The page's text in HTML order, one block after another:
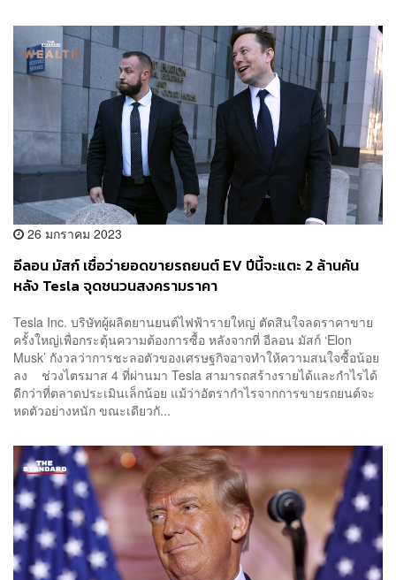
26 มกราคม 2023
อีลอน มัสก์ เชื่อว่ายอดขายรถยนต์ EV ปีนี้จะแตะ 2 ล้านคัน
หลัง Tesla จุดชนวนสงครามราคา
Tesla Inc. บริษัทผู้ผลิตยานยนต์ไฟฟ้ารายใหญ่ ตัดสินใจลดราคาขาย
ครั้งใหญ่เพื่อกระตุ้นความต้องการซื้อ หลังจากที่ อีลอน มัสก์ ‘Elon
Musk’ กังวลว่าการชะลอตัวของเศรษฐกิจอาจทำให้ความสนใจซื้อน้อย
ลง ช่วงไตรมาส 4 ที่ผ่านมา Tesla สามารถสร้างรายได้และกำไรได้
ดีกว่าที่ตลาดประเมินเล็กน้อย แม้ว่าอัตรากำไรจากการขายรถยนต์จะ
หดตัวอย่างหนัก ขณะเดียวกั...